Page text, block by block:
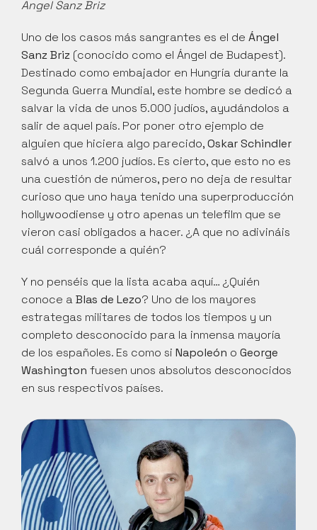
Angel Sanz Briz
Uno de los casos más sangrantes es el de Ángel
Sanz Briz (conocido como el Ángel de Budapest).
Destinado como embajador en Hungría durante la
Segunda Guerra Mundial, este hombre se dedicó a
salvar la vida de unos 5.000 judíos, ayudándolos a
salir de aquel país. Por poner otro ejemplo de
alguien que hiciera algo parecido, Oskar Schindler
salvó a unos 1.200 judíos. Es cierto, que esto no es
una cuestión de números, pero no deja de resultar
curioso que uno haya tenido una superproducción
hollywoodiense y otro apenas un telefilm que se
vieron casi obligados a hacer. ¿A que no adivináis
cuál corresponde a quién?
Y no penséis que la lista acaba aquí… ¿Quién
conoce a Blas de Lezo? Uno de los mayores
estrategas militares de todos los tiempos y un
completo desconocido para la inmensa mayoría
de los españoles. Es como si Napoleón o George
Washington fuesen unos absolutos desconocidos
en sus respectivos países.